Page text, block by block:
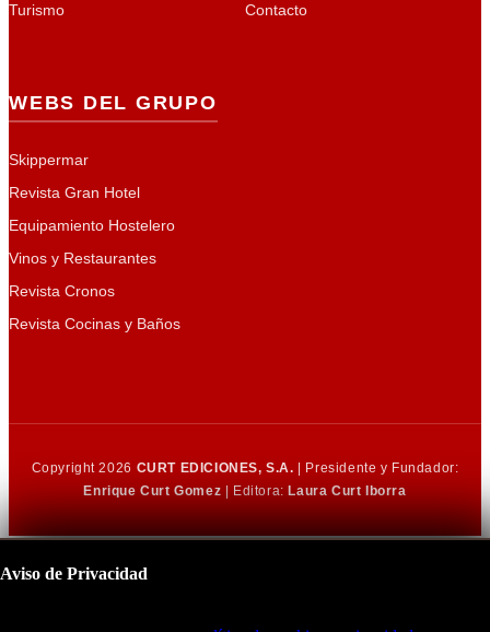
Turismo
Contacto
WEBS DEL GRUPO
Skippermar
Revista Gran Hotel
Equipamiento Hostelero
Vinos y Restaurantes
Revista Cronos
Revista Cocinas y Baños
Copyright 2026 CURT EDICIONES, S.A. | Presidente y Fundador:
Enrique Curt Gomez | Editora:Laura Curt Iborra
Aviso de Privacidad